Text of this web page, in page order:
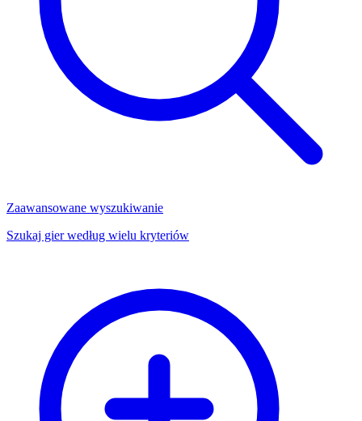
Zaawansowane wyszukiwanie
Szukaj gier według wielu kryteriów